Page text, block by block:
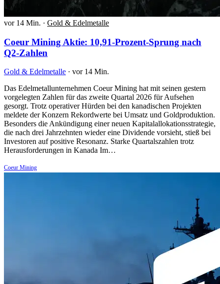
vor 14 Min. · Gold & Edelmetalle
Coeur Mining Aktie: 10,91-Prozent-Sprung nach
Q2-Zahlen
Gold & Edelmetalle · vor 14 Min.
Das Edelmetallunternehmen Coeur Mining hat mit seinen gestern
vorgelegten Zahlen für das zweite Quartal 2026 für Aufsehen
gesorgt. Trotz operativer Hürden bei den kanadischen Projekten
meldete der Konzern Rekordwerte bei Umsatz und Goldproduktion.
Besonders die Ankündigung einer neuen Kapitalallokationsstrategie,
die nach drei Jahrzehnten wieder eine Dividende vorsieht, stieß bei
Investoren auf positive Resonanz. Starke Quartalszahlen trotz
Herausforderungen in Kanada Im…
Coeur Mining